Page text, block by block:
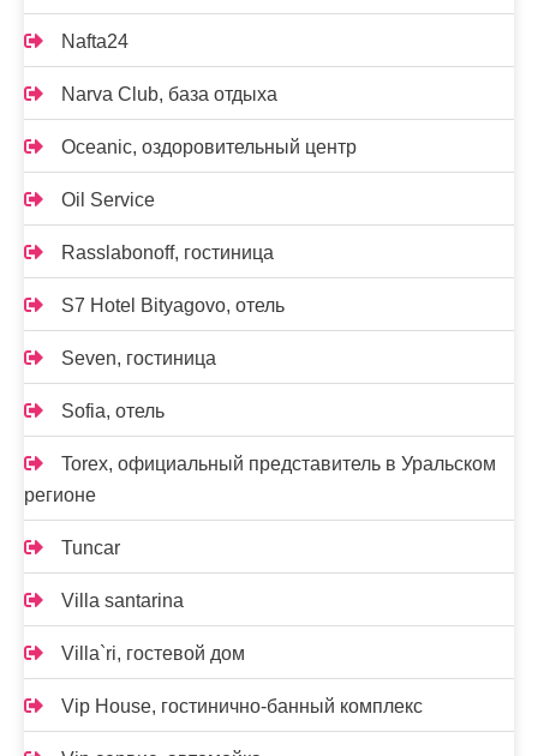
Nafta24
Narva Club, база отдыха
Oceanic, оздоровительный центр
Oil Service
Rasslabonoff, гостиница
S7 Hotel Bityagovo, отель
Seven, гостиница
Sofia, отель
Torex, официальный представитель в Уральском
регионе
Tuncar
Villa santarina
Villa`ri, гостевой дом
Vip House, гостинично-банный комплекс